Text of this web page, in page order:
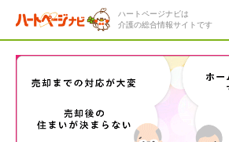
ハートページナビは
介護の総合情報サイトです